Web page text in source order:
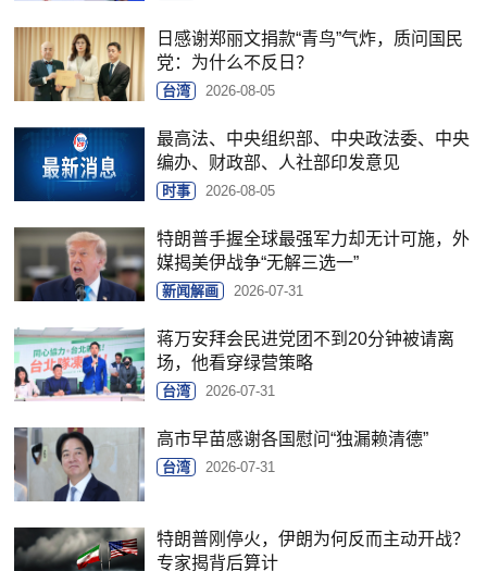
日感谢郑丽文捐款“青鸟”气炸，质问国民
党：为什么不反日？
台湾 2026-08-05
最高法、中央组织部、中央政法委、中央
编办、财政部、人社部印发意见
时事 2026-08-05
特朗普手握全球最强军力却无计可施，外
媒揭美伊战争“无解三选一”
新闻解画 2026-07-31
蒋万安拜会民进党团不到20分钟被请离
场，他看穿绿营策略
台湾 2026-07-31
高市早苗感谢各国慰问“独漏赖清德”
台湾 2026-07-31
特朗普刚停火，伊朗为何反而主动开战？
专家揭背后算计